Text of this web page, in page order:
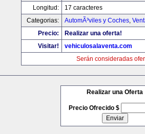
Longitud:
17 caracteres
Categorias:
AutomÃ³viles y Coches,
Precio:
Realizar una oferta!
Visitar!
vehiculosalaventa.com
Serán consideradas
Realizar una Oferta
Precio Ofrecido $